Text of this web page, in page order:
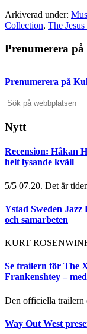
Arkiverad under:
Collection, The
Primärt
Prenumerera
Prenumerera på
Sök
på
webbplatsen
Nytt
Recension: Håkan
helt lysande kväll
5/5 07.20. Det är
Ystad Sweden
och samarbeten
KURT
Se trailern för The
Frankenshtey –
Den officiella
Way Out West